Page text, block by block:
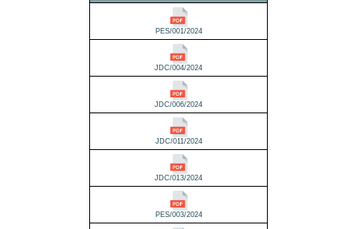
PES/001/2024
JDC/004/2024
JDC/006/2024
JDC/011/2024
JDC/013/2024
PES/003/2024